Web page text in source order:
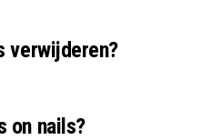
verwijderen?
on nails?